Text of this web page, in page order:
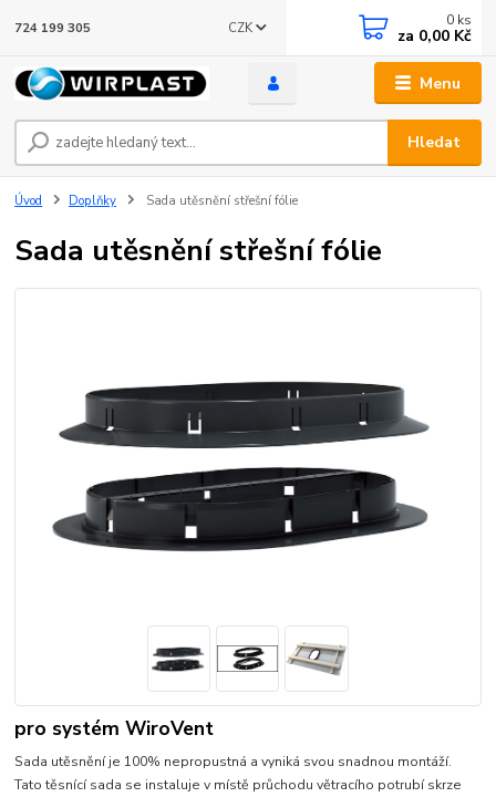
Menu
CZK
Hledat
724 199 305 0 ks
za 0,00 Kč
Úvod Doplňky Sada utěsnění střešní fólie
Sada utěsnění střešní fólie
pro systém WiroVent
Sada utěsnění je 100% nepropustná a vyniká svou snadnou montáží.
Tato těsnící sada se instaluje v místě průchodu větracího potrubí skrze